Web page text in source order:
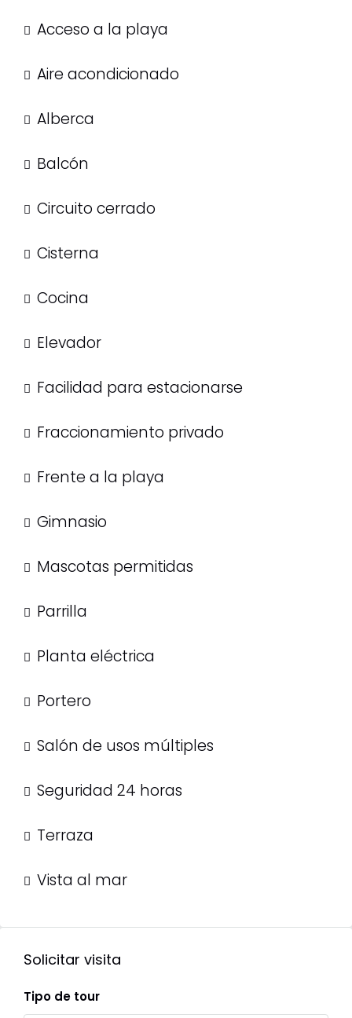
Acceso a la playa
Aire acondicionado
Alberca
Balcón
Circuito cerrado
Cisterna
Cocina
Elevador
Facilidad para estacionarse
Fraccionamiento privado
Frente a la playa
Gimnasio
Mascotas permitidas
Parrilla
Planta eléctrica
Portero
Salón de usos múltiples
Seguridad 24 horas
Terraza
Vista al mar
Solicitar visita
Tipo de tour